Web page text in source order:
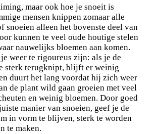
maar ook hoe je snoeit is
mensen knippen zomaar alle
snoeien alleen het bovenste deel van
kunnen te veel oude houtige stelen
nauwelijks bloemen aan komen.
weer te rigoureus zijn: als je de
sterk terugknipt, blijft er weinig
duurt het lang voordat hij zich weer
de plant wild gaan groeien met veel
en weinig bloemen. Door goed
manier van snoeien, geef je de
in vorm te blijven, sterk te worden
te maken.